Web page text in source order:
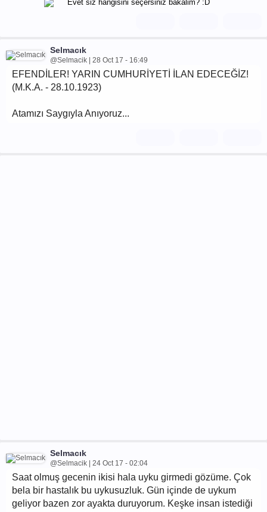
Selmacık
@Selmacik | 28 Oct 17 - 16:49
EFENDİLER! YARIN CUMHURİYETİ İLAN EDECEĞİZ!
(M.K.A. - 28.10.1923)
Atamızı Saygıyla Anıyoruz...
Selmacık
@Selmacik | 24 Oct 17 - 02:04
Saat olmuş gecenin ikisi hala uyku girmedi gözüme. Çok
bela bir hastalık bu uykusuzluk. Gün içinde de uykum
geliyor bazen zor ayakta duruyorum. Keşke insan istediği